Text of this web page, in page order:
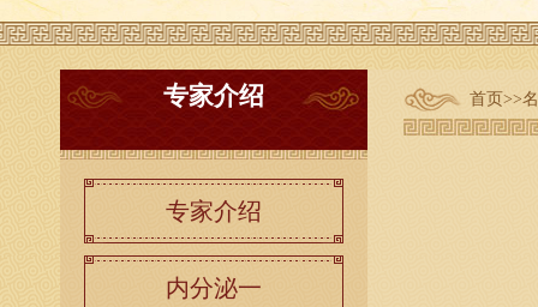
首页>>
专家介绍
专家介绍
内分泌一